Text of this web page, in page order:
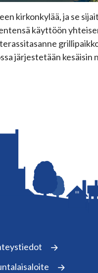
kirkonkylää, ja se
käyttöön
järjestetään kesäisin